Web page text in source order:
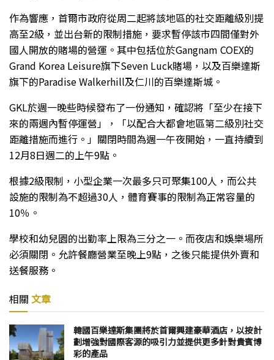
作為響應，首爾市政府從周二起將該地區的社交距離級別提
高至2級，並出台新的限制措施，要求暫停該市四間僅對外
國人開放的賭場的營運。其中包括位於Gangnam COEX的
Grand Korea Leisure旗下Seven Luck賭場，以及百樂達斯
旗下的Paradise Walkerhill及仁川的百樂達斯城。
GKL於週一晚些時候發布了一份通知，確認將「至少在接下
來的兩週內暫停運營」，「以配合大都會地區第二級別社交
距離措施而進行。」關閉時間為週一午夜開始，一直持續到
12月8日週二的上午9點。
根據2級限制，小型企業一次最多只可聚集100人，而公共
設施的限制為不超過30人，體育賽事的限制為正常容量的
10％。
學校和幼兒園的出勤率上限為三分之一。而夜店和娛樂場所
必須關閉。允許餐廳營業至晚上9點，之後只能提供外賣和
送餐服務。
相關 文章
韓國百樂達斯集團將於首爾興建豪華酒店，以按計
劃增強對國際客源的吸引力並提供更多針對貴賓博
彩的產品